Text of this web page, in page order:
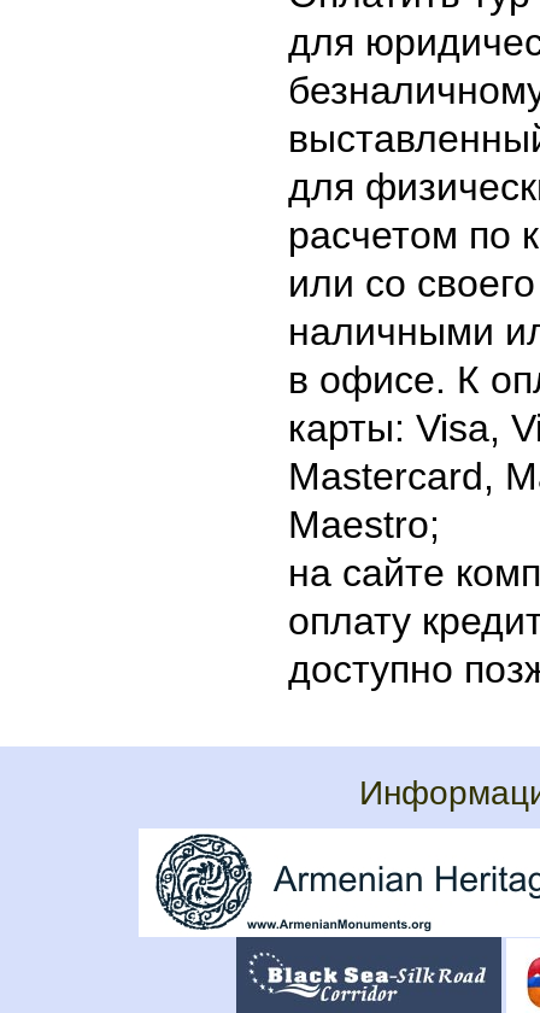
для
для
расчетом по
или со
наличными
в офисе. К
карты: Visa,
Mastercard,
Maestro;
на сайте
оплату
доступно